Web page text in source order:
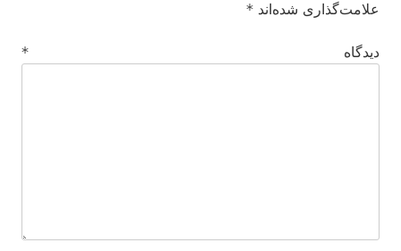
علامت‌گذاری شده‌اند *
دیدگاه *